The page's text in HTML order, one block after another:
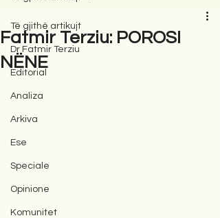
Të gjithë artikujt
Dr Fatmir Terziu
Editorial
Analiza
Arkiva
Ese
Speciale
Opinione
Komunitet
Fatmir Terziu: POROSI
NËNE